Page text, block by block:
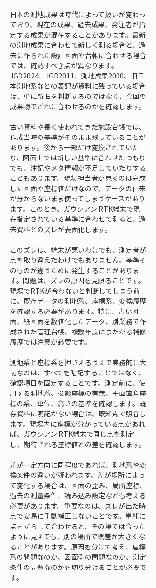
日本の測地成果は時代によって扱いが変わっ
ており、現在の成果、過去成果、発注者が指
定する成果が混在することがあります。最新
の測地成果に合わせて新しく測る場合と、過
去に作られた設計図面や台帳に合わせる場合
では、確認すべき点が異なります。
JGD2024、JGD2011、測地成果2000、旧日
本測地系などの表記が資料に残っている場合
は、単に新旧を判断するのではなく、今回の
成果物でどれに合わせるのかを確認します。
古い資料や長く使われてきた施設台帳では、
作成当時の基準がそのまま残っていることが
あります。後から一部だけ変換されていた
り、図面上では新しい基準に合わせたつもり
でも、注記やメタ情報が不足していたりする
こともあります。現場担当者が見るのは完成
した図面や座標値だけなので、データの由来
が分からないまま使ってしまうケースがあり
ます。このとき、ガウシアン RTK端末で現
在指定されている基準に合わせて測ると、過
去資料とのズレが表面化します。
このズレは、端末が悪いわけでも、測定者が
点を取り違えたわけでもありません。基準そ
のものが違うために発生することがありま
す。問題は、ズレの原因を見誤ることです。
現場でRTKが合わないと判断してしまう前
に、既存データの測地系、座標系、変換履歴
を確認する必要があります。特に、古い図
面、紙図面を数値化したデータ、別業務で作
成された管理台帳、複数年度にまたがる補修
履歴では注意が必要です。
測地系と座標系を押さえるうえで実務的に大
切なのは、すべてを暗記することではなく、
確認項目を固定することです。測定前に、使
用する測地系、投影座標の有無、平面直角座
標の系、単位、高さの基準を確認します。既
存資料に明記がない場合は、既知点で照合し
ます。現場内に座標が分かっている点があれ
ば、ガウシアン RTK端末で同じ点を測定
し、期待される座標値との差を確認します。
差が一定方向に同程度であれば、測地系や変
換条件の違いが疑われます。差が場所によっ
て変化する場合は、図面の歪み、局所座標、
過去の測量条件、読み込み設定なども考える
必要があります。重要なのは、ズレが出た時
点で安易に手動補正しないことです。単純に
点をずらして合わせると、その場では合った
ように見えても、別の場所で誤差が大きくな
ることがあります。原因を分けて考え、座標
系の問題なのか、図面側の問題なのか、測定
条件の問題なのかを切り分けることが必要で
す。